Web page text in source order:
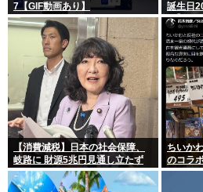
7【GIF動画あり】
誕生日
じ】
【消費減税】日本の社会保障、
岐路に 財源5兆円見通し立たず
ちいか
のコラ